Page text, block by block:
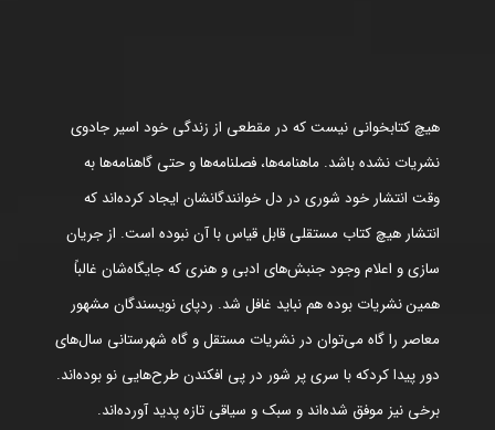
هیچ کتابخوانی نیست که در مقطعی از زندگی خود اسیر جادوی
نشریات نشده باشد. ماهنامه‌ها، فصلنامه‌ها و حتی گاهنامه‌ها به
وقت انتشار خود شوری در دل خوانندگانشان ایجاد کرده‌اند که
انتشار هیچ کتاب مستقلی قابل قیاس با آن نبوده است. از جریان
سازی و اعلام وجود جنبش‌های ادبی و هنری که جایگاه‌شان غالباً
همین نشریات بوده هم نباید غافل شد. ردپای نویسندگان مشهور
معاصر را گاه می‌توان در نشریات مستقل و گاه شهرستانی سال‌های
دور پیدا کردکه با سری پر شور در پی افکندن طرح‌هایی نو بوده‌اند.
برخی نیز موفق شده‌اند و سبک و سیاقی تازه پدید آورده‌اند.